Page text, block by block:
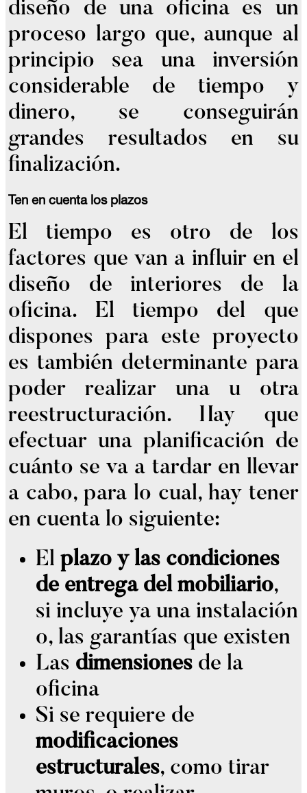
diseño de una oficina es un
proceso largo que, aunque al
principio sea una inversión
considerable de tiempo y
dinero, se conseguirán
grandes resultados en su
finalización.
Ten en cuenta los plazos
El tiempo es otro de los
factores que van a influir en el
diseño de interiores de la
oficina. El tiempo del que
dispones para este proyecto
es también determinante para
poder realizar una u otra
reestructuración. Hay que
efectuar una planificación de
cuánto se va a tardar en llevar
a cabo, para lo cual, hay tener
en cuenta lo siguiente:
Elplazo y las condiciones
de entrega del mobiliario,
si incluye ya una instalación
o, las garantías que existen
Las dimensiones de la
oficina
Si se requiere de
modificaciones
estructurales, como tirar